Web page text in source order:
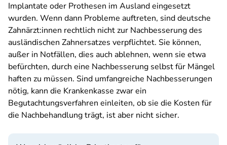
Implantate oder Prothesen im Ausland eingesetzt
wurden. Wenn dann Probleme auftreten, sind deutsche
Zahnärzt:innen rechtlich nicht zur Nachbesserung des
ausländischen Zahnersatzes verpflichtet. Sie können,
außer in Notfällen, dies auch ablehnen, wenn sie etwa
befürchten, durch eine Nachbesserung selbst für Mängel
haften zu müssen. Sind umfangreiche Nachbesserungen
nötig, kann die Krankenkasse zwar ein
Begutachtungsverfahren einleiten, ob sie die Kosten für
die Nachbehandlung trägt, ist aber nicht sicher.